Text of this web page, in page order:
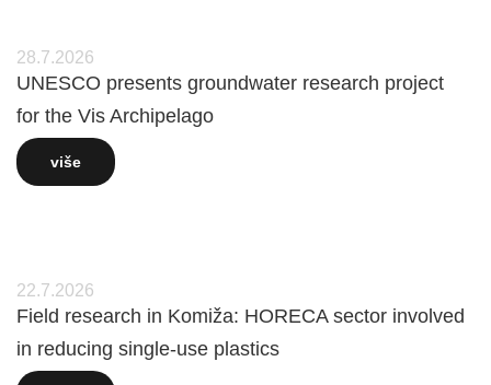
28.7.2026
UNESCO presents groundwater research project
for the Vis Archipelago
više
22.7.2026
Field research in Komiža: HORECA sector involved
in reducing single-use plastics